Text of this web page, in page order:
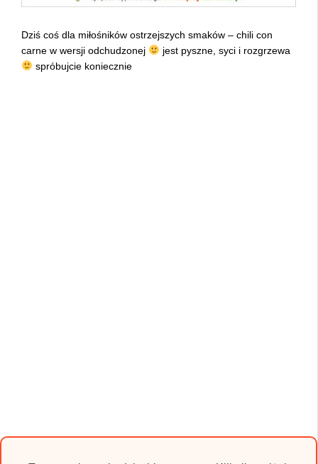
Dziś coś dla miłośników ostrzejszych smaków – chili con
carne w wersji odchudzonej
jest pyszne, syci i rozgrzewa
spróbujcie koniecznie